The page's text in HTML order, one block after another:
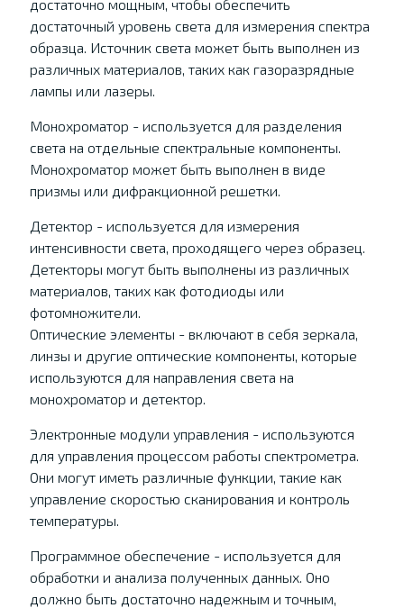
достаточно мощным, чтобы обеспечить
достаточный уровень света для измерения спектра
образца. Источник света может быть выполнен из
различных материалов, таких как газоразрядные
лампы или лазеры.
Монохроматор - используется для разделения
света на отдельные спектральные компоненты.
Монохроматор может быть выполнен в виде
призмы или дифракционной решетки.
Детектор - используется для измерения
интенсивности света, проходящего через образец.
Детекторы могут быть выполнены из различных
материалов, таких как фотодиоды или
фотомножители.
Оптические элементы - включают в себя зеркала,
линзы и другие оптические компоненты, которые
используются для направления света на
монохроматор и детектор.
Электронные модули управления - используются
для управления процессом работы спектрометра.
Они могут иметь различные функции, такие как
управление скоростью сканирования и контроль
температуры.
Программное обеспечение - используется для
обработки и анализа полученных данных. Оно
должно быть достаточно надежным и точным,